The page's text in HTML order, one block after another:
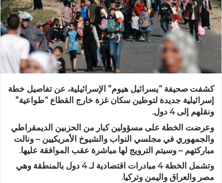
كشفت صحيفة “يسرائيل هيوم” الإسرائيلية، عن تفاصيل خطة
إسرائيلية جديدة لتوطين سكان غزة خارج القطاع “طواعية”
ونقلهم إلى 4 دول.
وعرضت الخطة على مسؤولين كبار من الحزبين الديمقراطي
والجمهوري في مجلسي النواب والشيوخ الأمريكيين – ونالت
مباركتهم – وسيتم الترويج لها مباشرة عقب الموافقة عليها.
وتشمل الخطة 4 مبادرات اقتصادية لـ 4 دول بالمنطقة وهي
مصر والعراق واليمن وتركيا.